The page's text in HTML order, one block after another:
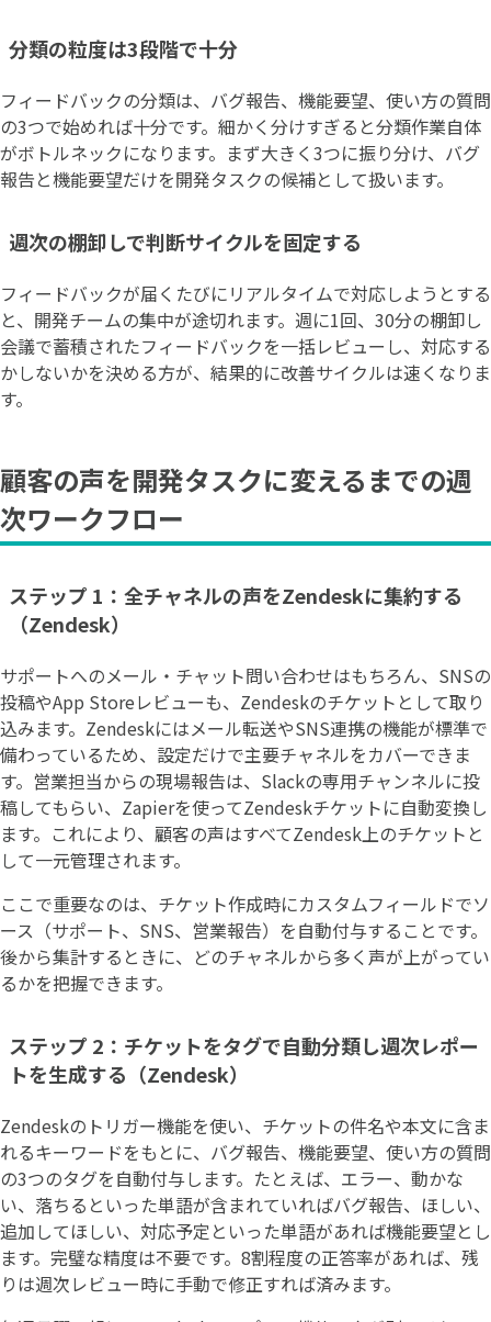
分類の粒度は3段階で十分
フィードバックの分類は、バグ報告、機能要望、使い方の質問
の3つで始めれば十分です。細かく分けすぎると分類作業自体
がボトルネックになります。まず大きく3つに振り分け、バグ
報告と機能要望だけを開発タスクの候補として扱います。
週次の棚卸しで判断サイクルを固定する
フィードバックが届くたびにリアルタイムで対応しようとする
と、開発チームの集中が途切れます。週に1回、30分の棚卸し
会議で蓄積されたフィードバックを一括レビューし、対応する
かしないかを決める方が、結果的に改善サイクルは速くなりま
す。
顧客の声を開発タスクに変えるまでの週
次ワークフロー
ステップ 1：全チャネルの声をZendeskに集約する
（Zendesk）
サポートへのメール・チャット問い合わせはもちろん、SNSの
投稿やApp Storeレビューも、Zendeskのチケットとして取り
込みます。Zendeskにはメール転送やSNS連携の機能が標準で
備わっているため、設定だけで主要チャネルをカバーできま
す。営業担当からの現場報告は、Slackの専用チャンネルに投
稿してもらい、Zapierを使ってZendeskチケットに自動変換し
ます。これにより、顧客の声はすべてZendesk上のチケットと
して一元管理されます。
ここで重要なのは、チケット作成時にカスタムフィールドでソ
ース（サポート、SNS、営業報告）を自動付与することです。
後から集計するときに、どのチャネルから多く声が上がってい
るかを把握できます。
ステップ 2：チケットをタグで自動分類し週次レポー
トを生成する（Zendesk）
Zendeskのトリガー機能を使い、チケットの件名や本文に含ま
れるキーワードをもとに、バグ報告、機能要望、使い方の質問
の3つのタグを自動付与します。たとえば、エラー、動かな
い、落ちるといった単語が含まれていればバグ報告、ほしい、
追加してほしい、対応予定といった単語があれば機能要望とし
ます。完璧な精度は不要です。8割程度の正答率があれば、残
りは週次レビュー時に手動で修正すれば済みます。